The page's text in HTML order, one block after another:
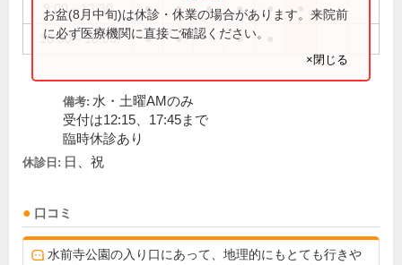
9:00～12:30 ● ● ● ● ●
16:30～18:00 ● ● ●
お盆(8月中旬)は休診・休業の場合があります。来院前
に必ず医療機関に直接ご確認ください。
×閉じる
備考: 水・土曜AMのみ
受付は12:15、17:45まで
臨時休診あり
休診日: 日、祝
口コミ
水前寺公園の入り口にあって、地理的にもとても行きや